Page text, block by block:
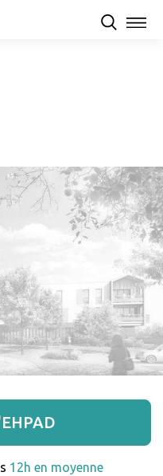
12h en moyenne